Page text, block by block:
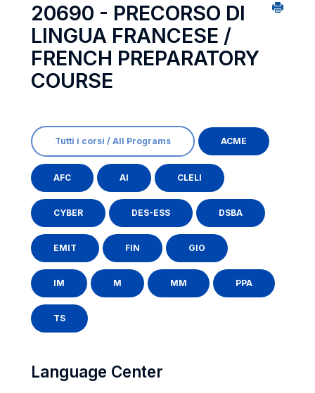
20690 - PRECORSO DI
LINGUA FRANCESE /
FRENCH PREPARATORY
COURSE
Tutti i corsi / All Programs ACME
AFC AI CLELI
CYBER DES-ESS DSBA
EMIT FIN GIO
IM M MM PPA
TS
Language Center